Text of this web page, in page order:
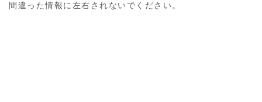
間違った情報に左右されないでください。